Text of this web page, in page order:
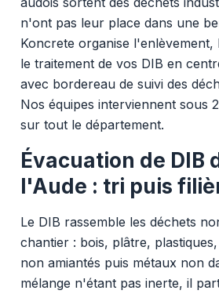
n'ont pas leur place dans une
Koncrete organise
le traitement de vos DIB en
avec bordereau de suivi des
Nos équipes interviennent sous
sur tout le département.
Évacuation de DIB
l'Aude : tri puis
Le DIB rassemble les déchets
chantier : bois, plâtre,
non amiantés puis métaux non
mélange n'étant pas inerte, il